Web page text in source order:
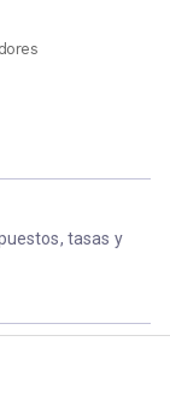
tasas y